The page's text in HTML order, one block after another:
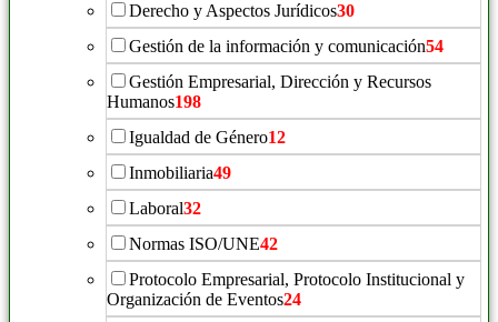
Derecho y Aspectos Jurídicos30
Gestión de la información y comunicación54
Gestión Empresarial, Dirección y Recursos
Humanos198
Igualdad de Género12
Inmobiliaria49
Laboral32
Normas ISO/UNE42
Protocolo Empresarial, Protocolo Institucional y
Organización de Eventos24